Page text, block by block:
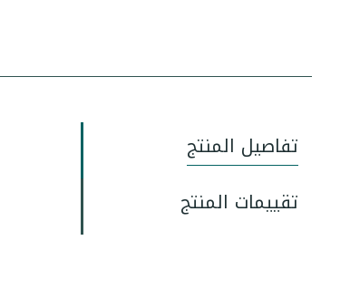
تفاصيل المنتج
تقييمات المنتج